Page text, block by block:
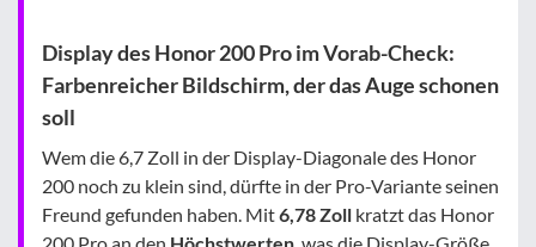
Display des Honor 200 Pro im Vorab-Check:
Farbenreicher Bildschirm, der das Auge schonen
soll
Wem die 6,7 Zoll in der Display-Diagonale des Honor
200 noch zu klein sind, dürfte in der Pro-Variante seinen
Freund gefunden haben. Mit6,78 Zoll kratzt das Honor